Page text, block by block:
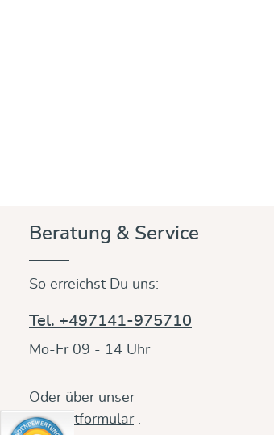
Beratung & Service
So erreichst Du uns:
Tel. +497141-975710
Mo-Fr 09 - 14 Uhr
Oder über unser
Kontaktformular.